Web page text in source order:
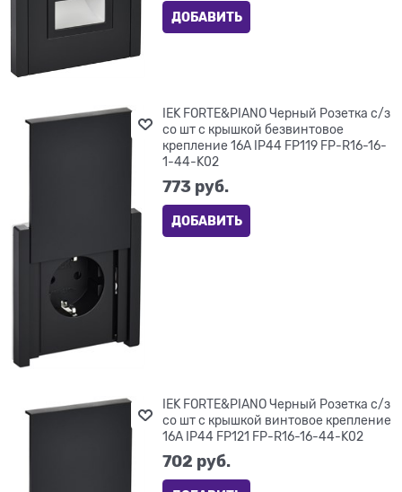
ДОБАВИТЬ
IEK FORTE&PIANO Черный Розетка с/з
со шт с крышкой безвинтовое
крепление 16А IP44 FP119 FP-R16-16-
1-44-K02
773 руб.
ДОБАВИТЬ
IEK FORTE&PIANO Черный Розетка с/з
со шт с крышкой винтовое крепление
16А IP44 FP121 FP-R16-16-44-K02
702 руб.